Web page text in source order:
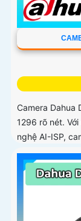
Camera Dahua
1296 rõ nét.
nghệ AI-ISP,
ngày lẫn đêm